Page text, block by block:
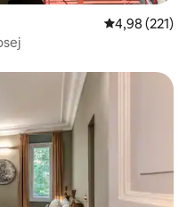
Prosječna
4,98 (221)
„Odabrali gosti”